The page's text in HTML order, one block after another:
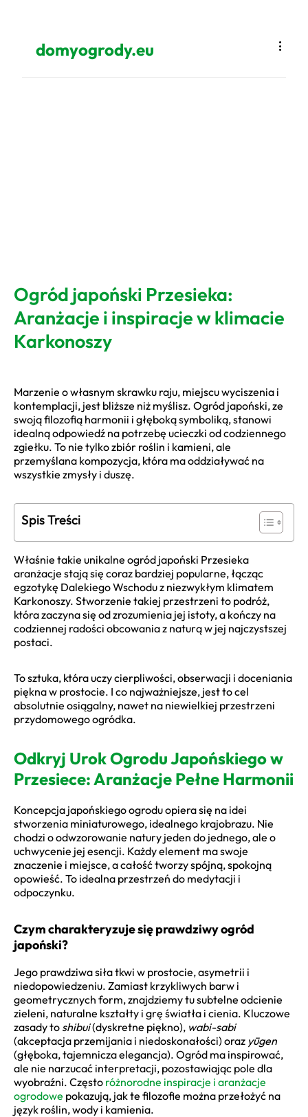
domyogrody.eu
Ogród japoński Przesieka:
Aranżacje i inspiracje w klimacie
Karkonoszy
Marzenie o własnym skrawku raju, miejscu wyciszenia i
kontemplacji, jest bliższe niż myślisz. Ogród japoński, ze
swoją filozofią harmonii i głęboką symboliką, stanowi
idealną odpowiedź na potrzebę ucieczki od codziennego
zgiełku. To nie tylko zbiór roślin i kamieni, ale
przemyślana kompozycja, która ma oddziaływać na
wszystkie zmysły i duszę.
Spis Treści
Właśnie takie unikalne ogród japoński Przesieka
aranżacje stają się coraz bardziej popularne, łącząc
egzotykę Dalekiego Wschodu z niezwykłym klimatem
Karkonoszy. Stworzenie takiej przestrzeni to podróż,
która zaczyna się od zrozumienia jej istoty, a kończy na
codziennej radości obcowania z naturą w jej najczystszej
postaci.
To sztuka, która uczy cierpliwości, obserwacji i doceniania
piękna w prostocie. I co najważniejsze, jest to cel
absolutnie osiągalny, nawet na niewielkiej przestrzeni
przydomowego ogródka.
Odkryj Urok Ogrodu Japońskiego w
Przesiece: Aranżacje Pełne Harmonii
Koncepcja japońskiego ogrodu opiera się na idei
stworzenia miniaturowego, idealnego krajobrazu. Nie
chodzi o odwzorowanie natury jeden do jednego, ale o
uchwycenie jej esencji. Każdy element ma swoje
znaczenie i miejsce, a całość tworzy spójną, spokojną
opowieść. To idealna przestrzeń do medytacji i
odpoczynku.
Czym charakteryzuje się prawdziwy ogród
japoński?
Jego prawdziwa siła tkwi w prostocie, asymetrii i
niedopowiedzeniu. Zamiast krzykliwych barw i
geometrycznych form, znajdziemy tu subtelne odcienie
zieleni, naturalne kształty i grę światła i cienia. Kluczowe
zasady to shibui(dyskretne piękno), wabi-sabi
(akceptacja przemijania i niedoskonałości) oraz yūgen
(głęboka, tajemnicza elegancja). Ogród ma inspirować,
ale nie narzucać interpretacji, pozostawiając pole dla
wyobraźni. Często różnorodne inspiracje i aranżacje
ogrodowe pokazują, jak te filozofie można przełożyć na
język roślin, wody i kamienia.